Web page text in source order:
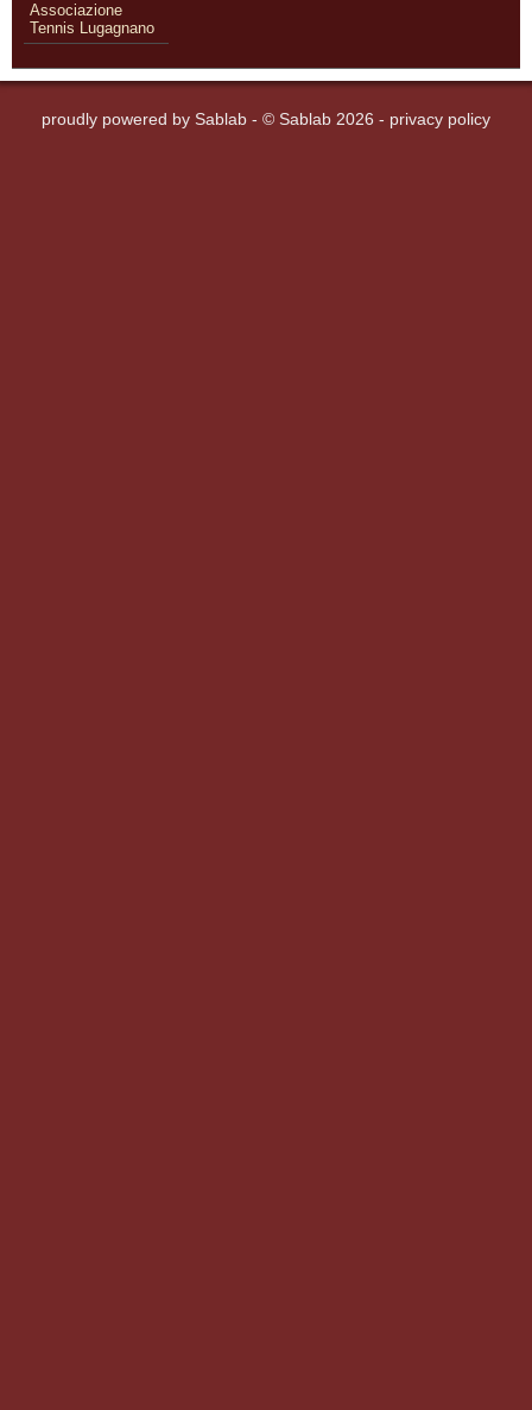
Associazione
Tennis Lugagnano
proudly powered by Sablab - © Sablab 2026 - privacy policy